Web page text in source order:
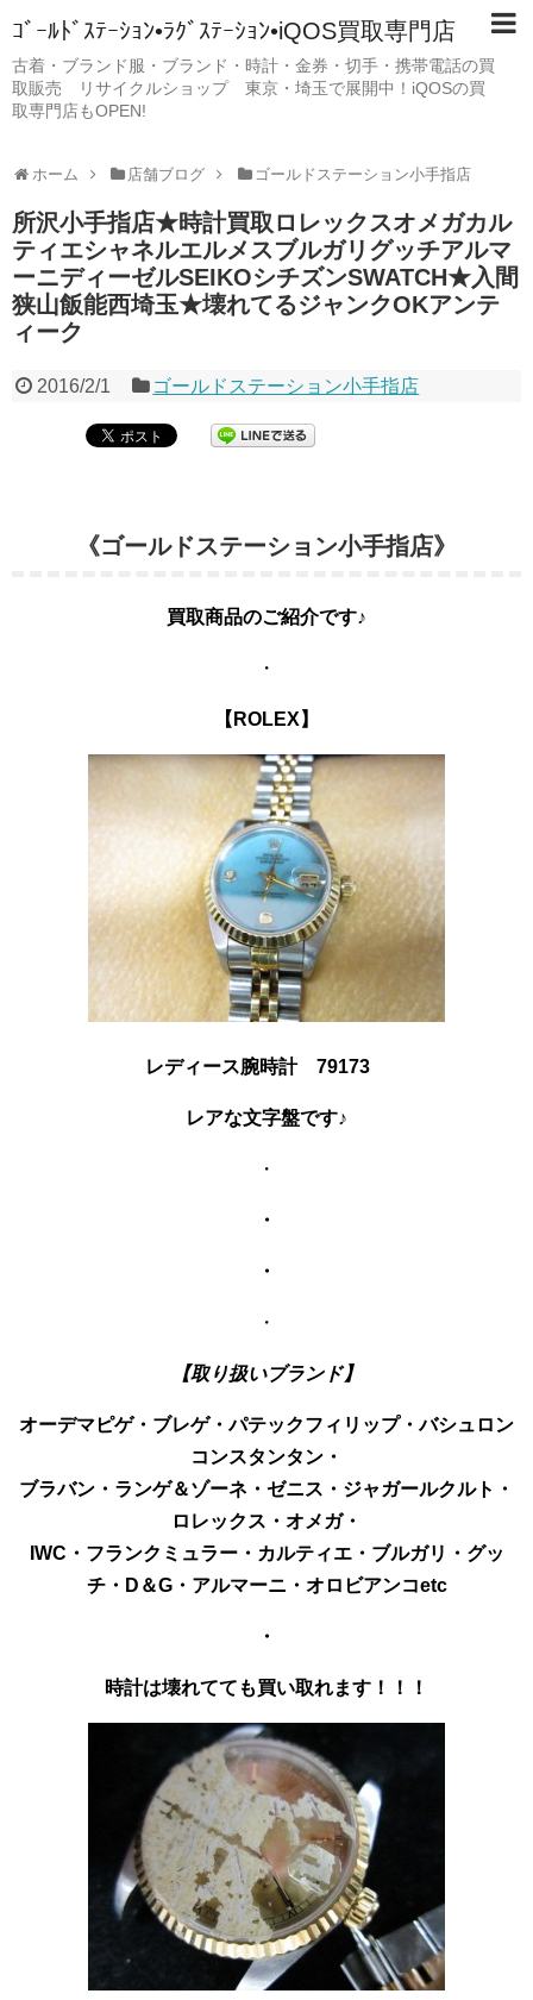
ｺﾞｰﾙﾄﾞｽﾃｰｼｮﾝ•ﾗｸﾞｽﾃｰｼｮﾝ•iQOS買取専門店
古着・ブランド服・ブランド・時計・金券・切手・携帯電話の買
取販売 リサイクルショップ 東京・埼玉で展開中！iQOSの買
取専門店もOPEN!
ホーム 店舗ブログ ゴールドステーション小手指店
所沢小手指店★時計買取ロレックスオメガカル
ティエシャネルエルメスブルガリグッチアルマ
ーニディーゼルSEIKOシチズンSWATCH★入間
狭山飯能西埼玉★壊れてるジャンクOKアンテ
ィーク
2016/2/1 ゴールドステーション小手指店
《ゴールドステーション小手指店》
買取商品のご紹介です♪
・
【ROLEX】
レディース腕時計 79173
レアな文字盤です♪
・
・
・
・
【取り扱いブランド】
オーデマピゲ・ブレゲ・パテックフィリップ・バシュロン
コンスタンタン・
ブラバン・ランゲ＆ゾーネ・ゼニス・ジャガールクルト・
ロレックス・オメガ・
IWC・フランクミュラー・カルティエ・ブルガリ・グッ
チ・ D＆G・アルマーニ・オロビアンコetc
・
時計は壊れてても買い取れます！！！